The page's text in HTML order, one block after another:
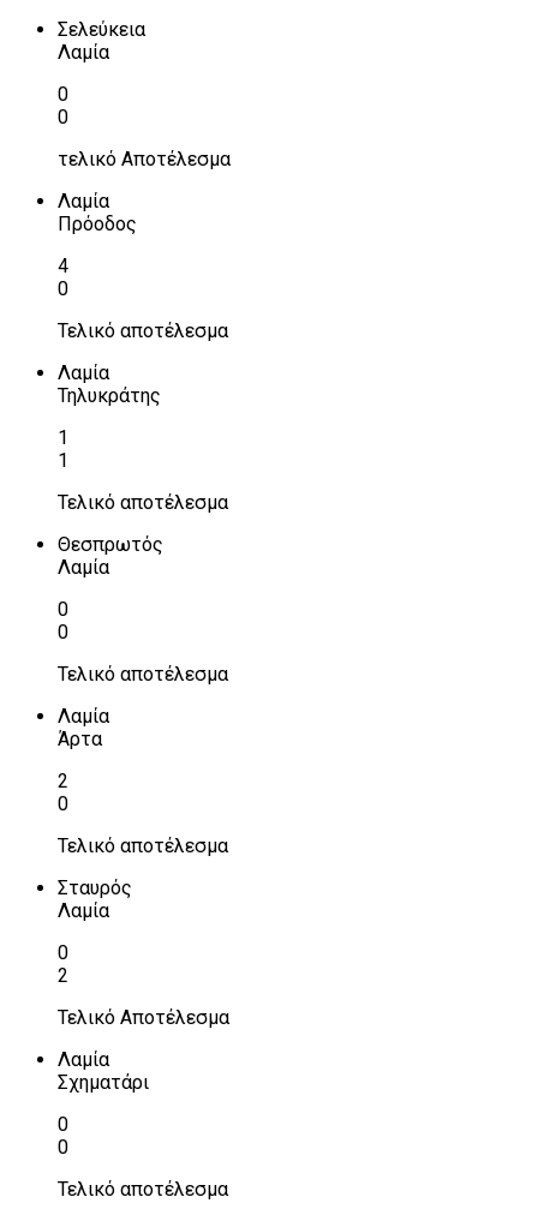
Σελεύκεια
Λαμία
0
0
τελικό Αποτέλεσμα
Λαμία
Πρόοδος
4
0
Τελικό αποτέλεσμα
Λαμία
Τηλυκράτης
1
1
Τελικό αποτέλεσμα
Θεσπρωτός
Λαμία
0
0
Τελικό αποτέλεσμα
Λαμία
Άρτα
2
0
Τελικό αποτέλεσμα
Σταυρός
Λαμία
0
2
Τελικό Αποτέλεσμα
Λαμία
Σχηματάρι
0
0
Τελικό αποτέλεσμα